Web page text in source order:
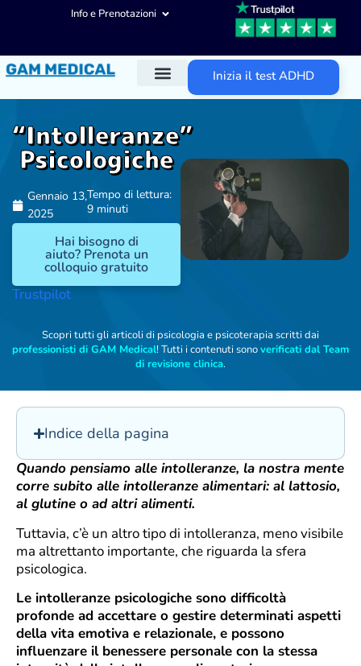
Info e Prenotazioni
Inizia il test ADHD
“Intolleranze”
Psicologiche
Gennaio 13,
2025
Tempo di lettura:
9 minuti
Hai bisogno di
aiuto? Prenota un
colloquio gratuito
Trustpilot
Scopri tutti gli articoli di psicologia e psicoterapia scritti dai
professionisti di GAM Medical! Tutti i contenuti sonoverificati dal Team
di revisione clinica.
Indice della pagina
Quando pensiamo alle intolleranze, la nostra mente
corre subito alle intolleranze alimentari: al lattosio,
al glutine o ad altri alimenti.
Tuttavia, c’è un altro tipo di intolleranza, meno visibile
ma altrettanto importante, che riguarda la sfera
psicologica.
Le intolleranze psicologiche sono difficoltà
profonde ad accettare o gestire determinati aspetti
della vita emotiva e relazionale, e possono
influenzare il benessere personale con la stessa